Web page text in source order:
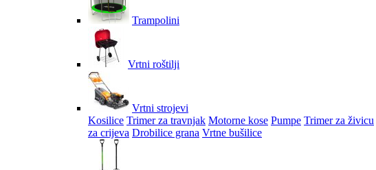
Trampolini
Vrtni roštilji
Vrtni strojevi
Kosilice Trimer za travnjak Motorne kose Pumpe Trimer za živicu
za crijeva Drobilice grana Vrtne bušilice